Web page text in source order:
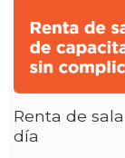
Renta de
día